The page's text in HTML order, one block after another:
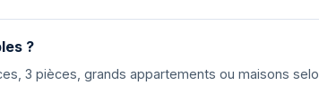
?
3 pièces, grands appartements ou maisons